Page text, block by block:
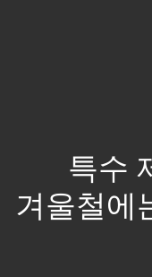
특수
겨울철에